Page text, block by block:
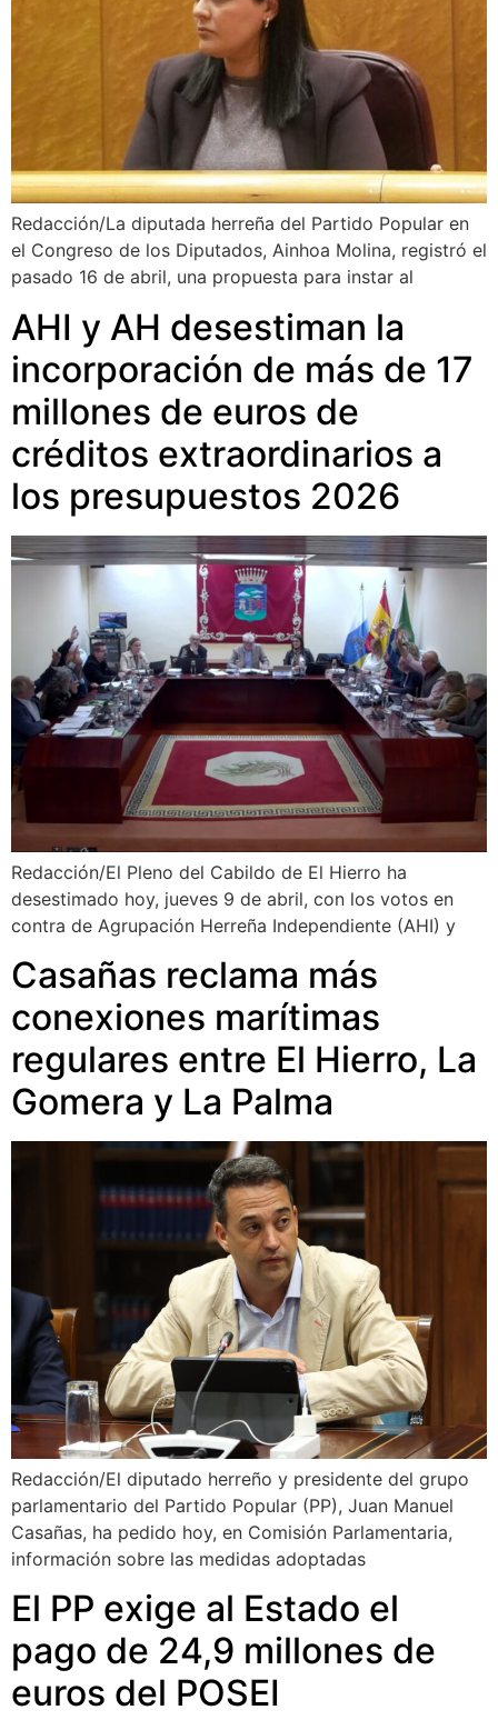
Redacción/La diputada herreña del Partido Popular en
el Congreso de los Diputados, Ainhoa Molina, registró el
pasado 16 de abril, una propuesta para instar al
AHI y AH desestiman la
incorporación de más de 17
millones de euros de
créditos extraordinarios a
los presupuestos 2026
Redacción/El Pleno del Cabildo de El Hierro ha
desestimado hoy, jueves 9 de abril, con los votos en
contra de Agrupación Herreña Independiente (AHI) y
Casañas reclama más
conexiones marítimas
regulares entre El Hierro, La
Gomera y La Palma
Redacción/El diputado herreño y presidente del grupo
parlamentario del Partido Popular (PP), Juan Manuel
Casañas, ha pedido hoy, en Comisión Parlamentaria,
información sobre las medidas adoptadas
El PP exige al Estado el
pago de 24,9 millones de
euros del POSEI